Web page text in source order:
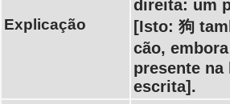
Explicação
direita: um
[Isto: 狗
cão,
presente na
escrita].